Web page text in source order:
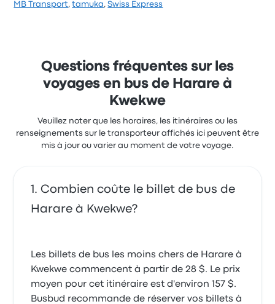
commencer à 274 $
MB Transport,tamuka,Swiss Express
Questions fréquentes sur les
voyages en bus de Harare à
Kwekwe
Veuillez noter que les horaires, les itinéraires ou les
renseignements sur le transporteur affichés ici peuvent être
mis à jour ou varier au moment de votre voyage.
Combien coûte le billet de bus de
Harare à Kwekwe?
Les billets de bus les moins chers de Harare à
Kwekwe commencent à partir de 28 $. Le prix
moyen pour cet itinéraire est d'environ 157 $.
Busbud recommande de réserver vos billets à